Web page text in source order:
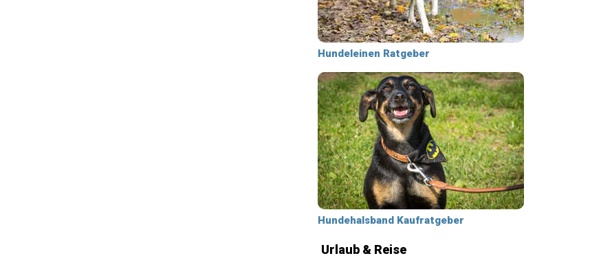
Hundeleinen Ratgeber
Hundehalsband Kaufratgeber
Urlaub & Reise